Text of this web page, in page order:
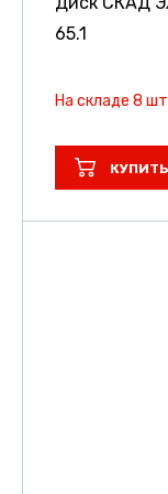
65.1
На складе 8
КУПИТЬ